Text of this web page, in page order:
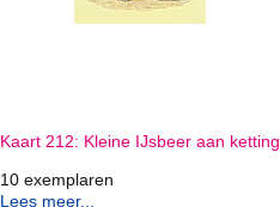
Kaart 212: Kleine IJsbeer aan ketting
10 exemplaren
Lees meer...